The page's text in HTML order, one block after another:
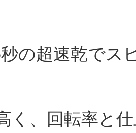
の超速乾でス
く、回転率と